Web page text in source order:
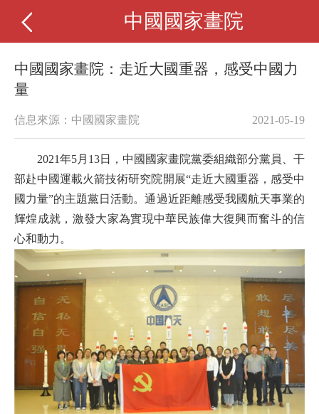
中國國家畫院
中國國家畫院：走近大國重器，感受中國力
量
信息來源：中國國家畫院 2021-05-19
2021年5月13日，中國國家畫院黨委組織部分黨員、干
部赴中國運載火箭技術研究院開展“走近大國重器，感受中
國力量”的主題黨日活動。通過近距離感受我國航天事業的
輝煌成就，激發大家為實現中華民族偉大復興而奮斗的信
心和動力。